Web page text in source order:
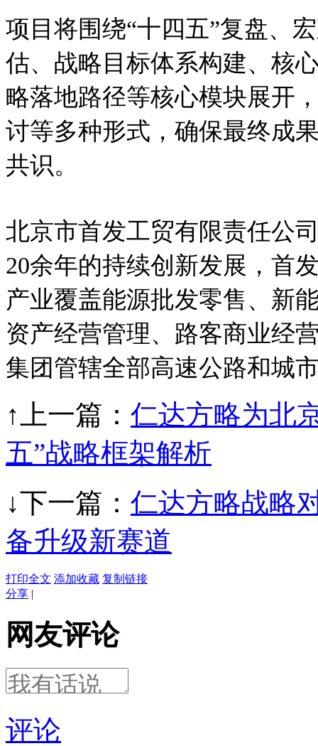
项目将围绕“十四五”复盘、
估、战略目标体系构建、核
略落地路径等核心模块展开
讨等多种形式，确保最终成
共识。
北京市首发工贸有限责任公
20余年的持续创新发展，首
产业覆盖能源批发零售、新
资产经营管理、路客商业经
集团管辖全部高速公路和城
↑上一篇： 仁达方略为北
五”战略框架解析
↓下一篇： 仁达方略战略
备升级新赛道
打印全文 添加收藏 复制链接
分享 |
网友评论
评论